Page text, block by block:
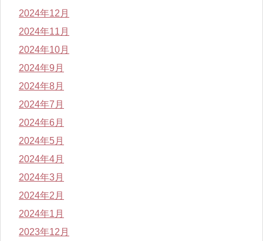
2024年12月
2024年11月
2024年10月
2024年9月
2024年8月
2024年7月
2024年6月
2024年5月
2024年4月
2024年3月
2024年2月
2024年1月
2023年12月